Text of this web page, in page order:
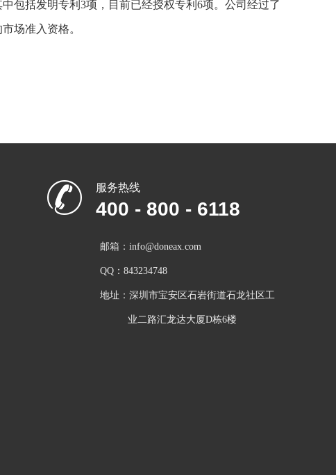
包括发明专利3项，目前已经授权专利6项。公司经过了
场准入资格。
服务热线
400 - 800 - 6118
邮箱：info@doneax.com
QQ：843234748
地址：深圳市宝安区石岩街道石龙社区工
          业二路汇龙达大厦D栋6楼